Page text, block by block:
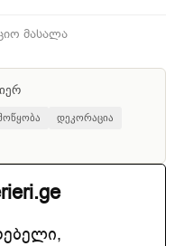
მასალა
დეკორაცია